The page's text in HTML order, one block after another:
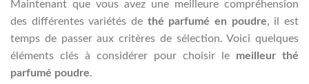
Maintenant que vous avez une meilleure compréhension
des différentes variétés de thé parfumé en poudre, il est
temps de passer aux critères de sélection. Voici quelques
éléments clés à considérer pour choisir le meilleur thé
parfumé poudre.